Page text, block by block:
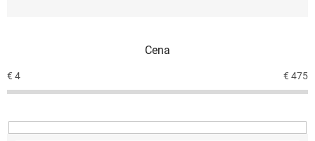
r
o
u
k
Cena
€ 4 € 475